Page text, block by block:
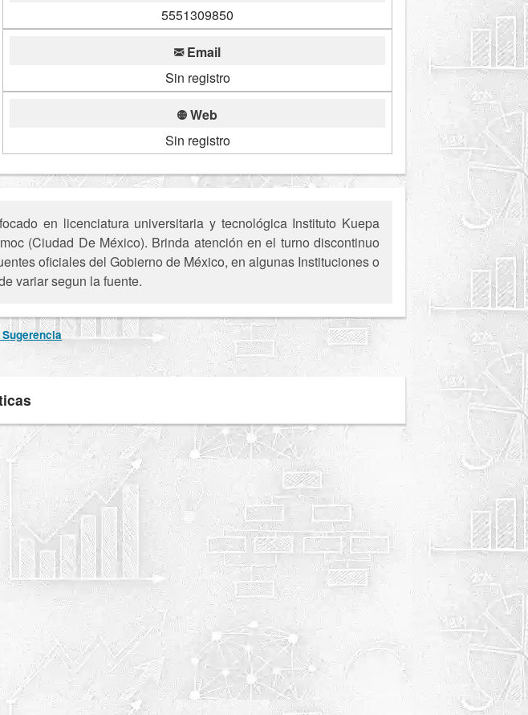
5551309850
Email
Sin registro
Web
Sin registro
en licenciatura universitaria y tecnológica Instituto Kuepa
(Ciudad De México). Brinda atención en el turno discontinuo
oficiales del Gobierno de México, en algunas Instituciones o
variar segun la fuente.